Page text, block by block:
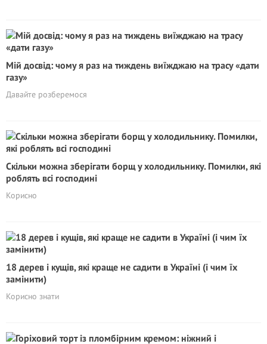
Мій досвід: чому я раз на тиждень виїжджаю на трасу «дати
газу»
Давайте розберемося
Скільки можна зберігати борщ у холодильнику. Помилки, які
роблять всі господині
Корисно
18 дерев і кущів, які краще не садити в Україні (і чим їх
замінити)
Корисно знати